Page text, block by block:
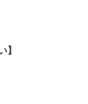
】